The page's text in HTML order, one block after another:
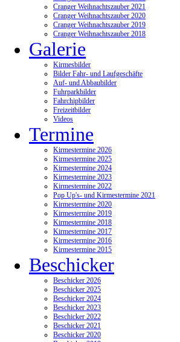
Cranger Weihnachtszauber 2021
Cranger Weihnachtszauber 2020
Cranger Weihnachtszauber 2019
Cranger Weihnachtszauber 2018
Galerie
Kirmesbilder
Bilder Fahr- und Laufgeschäfte
Auf- und Abbaubilder
Fuhrparkbilder
Fahrchipbilder
Freizeitbilder
Videos
Termine
Kirmestermine 2026
Kirmestermine 2025
Kirmestermine 2024
Kirmestermine 2023
Kirmestermine 2022
Pop Up's- und Kirmestermine 2021
Kirmestermine 2020
Kirmestermine 2019
Kirmestermine 2018
Kirmestermine 2017
Kirmestermine 2016
Kirmestermine 2015
Beschicker
Beschicker 2026
Beschicker 2025
Beschicker 2024
Beschicker 2023
Beschicker 2022
Beschicker 2021
Beschicker 2020